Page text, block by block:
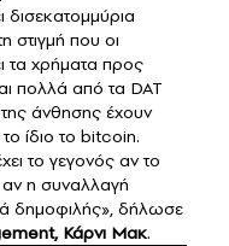
δισεκατομμύρια
στιγμή που οι
τα χρήματα προς
πολλά από τα DAT
άνθησης έχουν
ίδιο το bitcoin.
το γεγονός αν το
η συναλλαγή
δημοφιλής», δήλωσε
Κάρνι Μακ.